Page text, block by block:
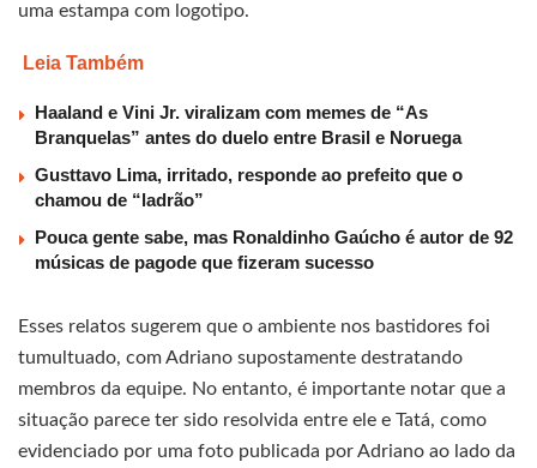
uma estampa com logotipo.
Leia Também
Haaland e Vini Jr. viralizam com memes de “As
Branquelas” antes do duelo entre Brasil e Noruega
Gusttavo Lima, irritado, responde ao prefeito que o
chamou de “ladrão”
Pouca gente sabe, mas Ronaldinho Gaúcho é autor de 92
músicas de pagode que fizeram sucesso
Esses relatos sugerem que o ambiente nos bastidores foi
tumultuado, com Adriano supostamente destratando
membros da equipe. No entanto, é importante notar que a
situação parece ter sido resolvida entre ele e Tatá, como
evidenciado por uma foto publicada por Adriano ao lado da